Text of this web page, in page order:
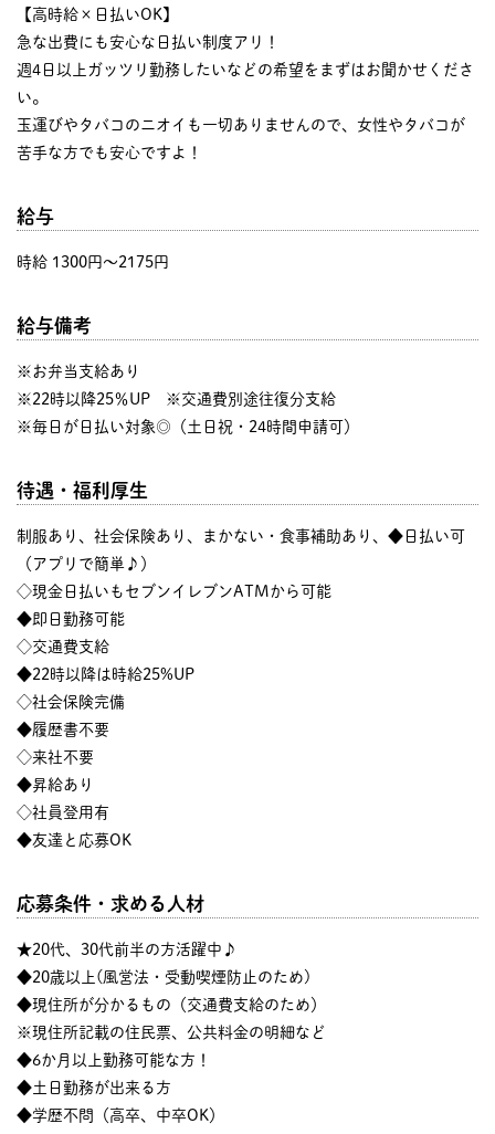
【高時給×日払いOK】
急な出費にも安心な日払い制度アリ！
週4日以上ガッツリ勤務したいなどの希望をまずはお聞かせくださ
い。
玉運びやタバコのニオイも一切ありませんので、女性やタバコが
苦手な方でも安心ですよ！
給与
時給 1300円〜2175円
給与備考
※お弁当支給あり
※22時以降25％UP ※交通費別途往復分支給
※毎日が日払い対象◎（土日祝・24時間申請可）
待遇・福利厚生
制服あり、社会保険あり、まかない・食事補助あり、◆日払い可
（アプリで簡単♪）
◇現金日払いもセブンイレブンATMから可能
◆即日勤務可能
◇交通費支給
◆22時以降は時給25%UP
◇社会保険完備
◆履歴書不要
◇来社不要
◆昇給あり
◇社員登用有
◆友達と応募OK
応募条件・求める人材
★20代、30代前半の方活躍中♪
◆20歳以上(風営法・受動喫煙防止のため)
◆現住所が分かるもの（交通費支給のため）
※現住所記載の住民票、公共料金の明細など
◆6か月以上勤務可能な方！
◆土日勤務が出来る方
◆学歴不問（高卒、中卒OK）